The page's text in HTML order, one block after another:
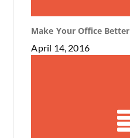
Make Your Office Better
April 14, 2016